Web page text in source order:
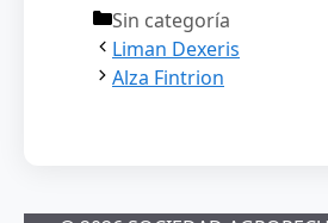
Categorías
Sin categoría
Liman Dexeris
Alza Fintrion